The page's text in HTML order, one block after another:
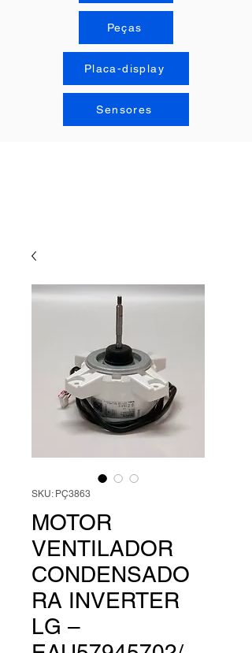
Peças
Placa-display
Sensores
SKU: PÇ3863
MOTOR
VENTILADOR
CONDENSADO
RA INVERTER
LG –